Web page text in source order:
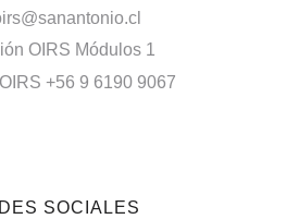
OIRS Módulos 1
+56 9 6190 9067
SOCIALES